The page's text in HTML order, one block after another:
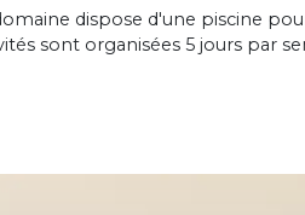
dispose d'une piscine
sont organisées 5 jours par